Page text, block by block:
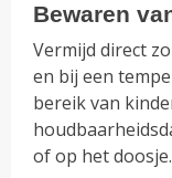
Bewaren
Vermijd direct
en bij een
bereik van
of op het doosje.